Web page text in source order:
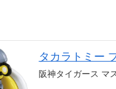
タカラトミー
阪神タイガース マ